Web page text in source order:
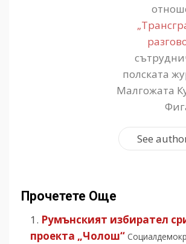
полската
Малгожата
See
Прочетете Още
Румънският избирател
проекта „Чолош“